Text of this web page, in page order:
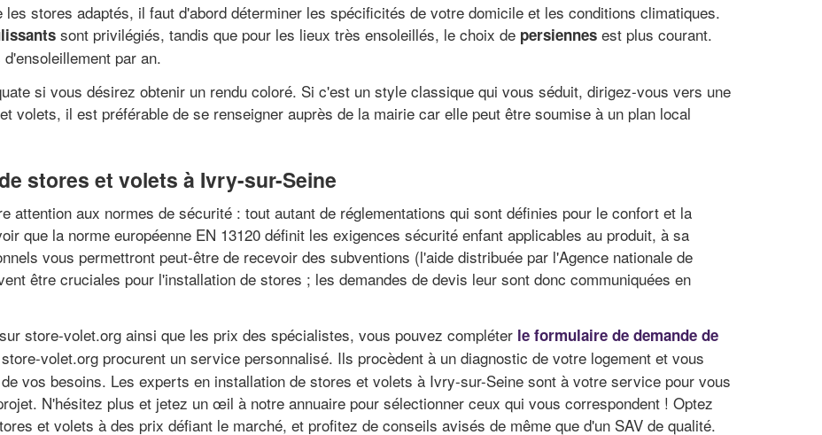
stores adaptés, il faut d'abord déterminer les spécificités de votre domicile et les conditions climatiques.
sont privilégiés, tandis que pour les lieux très ensoleillés, le choix de persiennes est plus courant.
par an.
si vous désirez obtenir un rendu coloré. Si c'est un style classique qui vous séduit, dirigez-vous vers une
volets, il est préférable de se renseigner auprès de la mairie car elle peut être soumise à un plan local
stores et volets à Ivry-sur-Seine
attention aux normes de sécurité : tout autant de réglementations qui sont définies pour le confort et la
que la norme européenne EN 13120 définit les exigences sécurité enfant applicables au produit, à sa
vous permettront peut-être de recevoir des subventions (l'aide distribuée par l'Agence nationale de
être cruciales pour l'installation de stores ; les demandes de devis leur sont donc communiquées en
store-volet.org ainsi que les prix des spécialistes, vous pouvez compléter le formulaire de demande de
volet.org procurent un service personnalisé. Ils procèdent à un diagnostic de votre logement et vous
vos besoins. Les experts en installation de stores et volets à Ivry-sur-Seine sont à votre service pour vous
N'hésitez plus et jetez un œil à notre annuaire pour sélectionner ceux qui vous correspondent ! Optez
et volets à des prix défiant le marché, et profitez de conseils avisés de même que d'un SAV de qualité.